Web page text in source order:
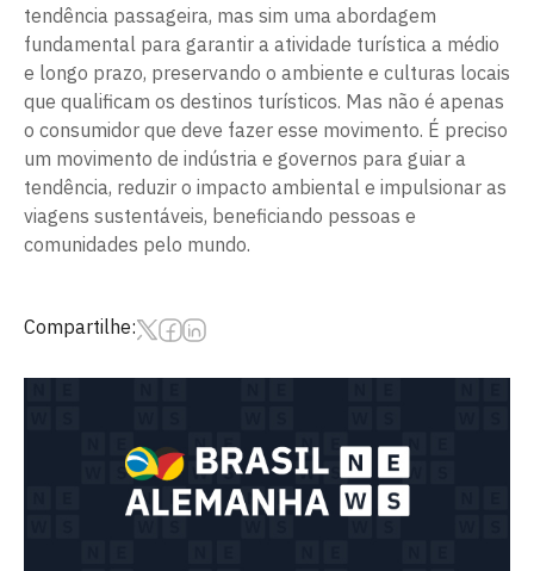
tendência passageira, mas sim uma abordagem
fundamental para garantir a atividade turística a médio
e longo prazo, preservando o ambiente e culturas locais
que qualificam os destinos turísticos. Mas não é apenas
o consumidor que deve fazer esse movimento. É preciso
um movimento de indústria e governos para guiar a
tendência, reduzir o impacto ambiental e impulsionar as
viagens sustentáveis, beneficiando pessoas e
comunidades pelo mundo.
Compartilhe: